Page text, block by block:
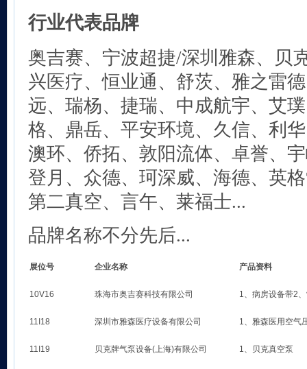
行业代表品牌
奥吉赛、宁波超捷/深圳雅森、贝
兴医疗、恒业通、舒茨、雅之雷
远、瑞杨、捷瑞、中成航宇、艾
格、鼎岳、平安环境、久信、利
澳环、侨拓、敦阳流体、卓誉、
登月、众德、珂深威、海德、英
第二真空、言午、莱福士...
品牌名称不分先后...
展位号 企业名称 产品资料
10V16 珠海市奥吉赛科技有限公司 1、病房设备带2
11I18 深圳市雅森医疗设备有限公司 1、雅森医用空气
11I19 贝克牌气泵设备(上海)有限公司 1、贝克真空泵